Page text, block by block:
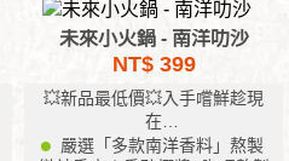
未來小火鍋 - 南洋叻沙
NT$ 399
💥新品最低價💥入手嚐鮮趁現
在
嚴選「多款南洋香料」熬製